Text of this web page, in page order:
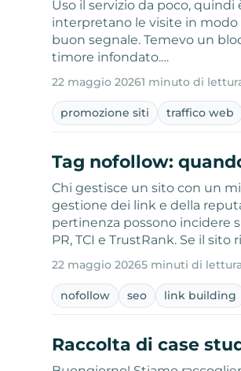
Uso il servizio da poco,
interpretano le visite in modo
buon segnale. Temevo un
timore infondato.…
22 maggio 20261 minuto di
promozione siti traffico web
Tag nofollow:
Chi gestisce un sito con un
gestione dei link e della
pertinenza possono incidere
PR, TCI e TrustRank. Se il
22 maggio 20265 minuti di lettura
nofollow seo link building
Raccolta di case